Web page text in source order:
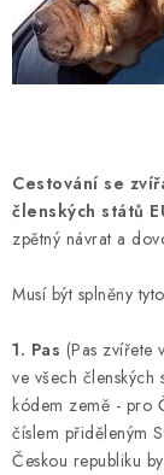
Ceník dopravy
Cestování se
členských států
zpětný návrat a
Musí být splněny
1. Pas (Pas zvířete
ve všech členských
kódem země - pro
číslem přiděleným
Českou republiku